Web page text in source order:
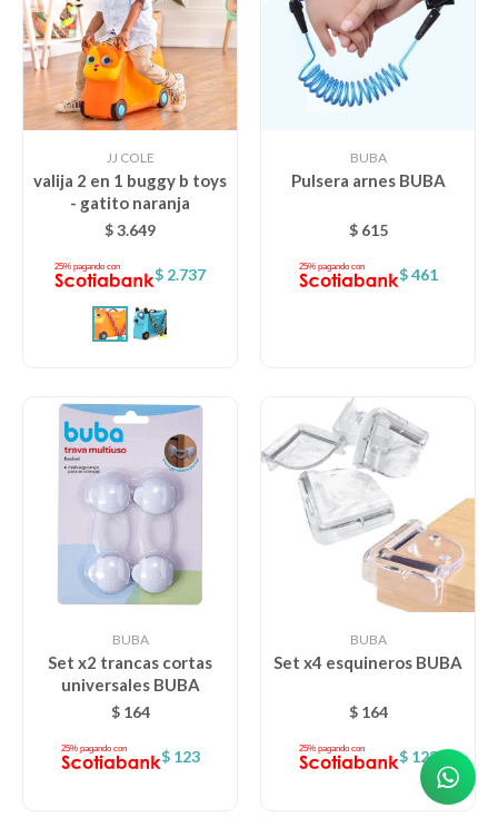
JJ COLE
valija 2 en 1 buggy b toys
- gatito naranja
$3.649
$ 2.737
BUBA
Pulsera arnes BUBA
$ 615
$ 461
BUBA
Set x2 trancas cortas
universales BUBA
$ 164
$ 123
BUBA
Set x4 esquineros BUBA
$ 164
$ 123